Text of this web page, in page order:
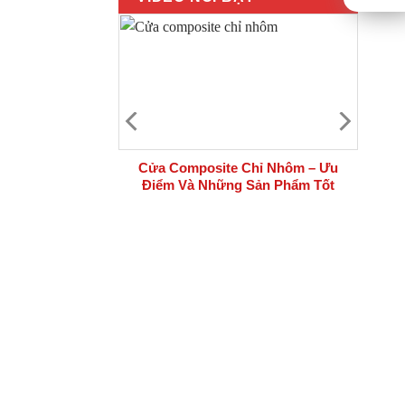
Cửa Composite Chỉ Nhôm – Ưu
Điểm Và Những Sản Phẩm Tốt